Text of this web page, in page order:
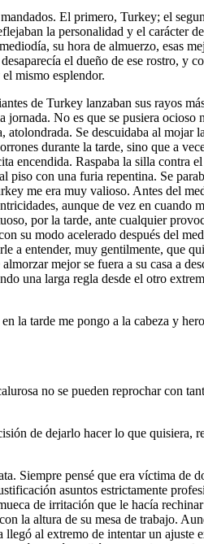
El primero, Turkey; el
la personalidad y el carácter
su hora de almuerzo, esas
el dueño de ese rostro, y
mismo esplendor.
de Turkey lanzaban sus rayos
No es que se pusiera
Se descuidaba al mojar
durante la tarde, sino que a
encendida. Raspaba la silla contra
piso con una furia repentina. Se
me era muy valioso. Antes del
aunque de vez en cuando
por la tarde, ante cualquier
su modo acelerado después del
a entender, muy gentilmente, que
mejor se fuera a su casa a
una larga regla desde el otro
la tarde me pongo a la cabeza y
no se pueden reprochar con
de dejarlo hacer lo que quisiera,
Siempre pensé que era víctima de
asuntos estrictamente
de irritación que le hacía
la altura de su mesa de trabajo.
al extremo de intentar un ajuste